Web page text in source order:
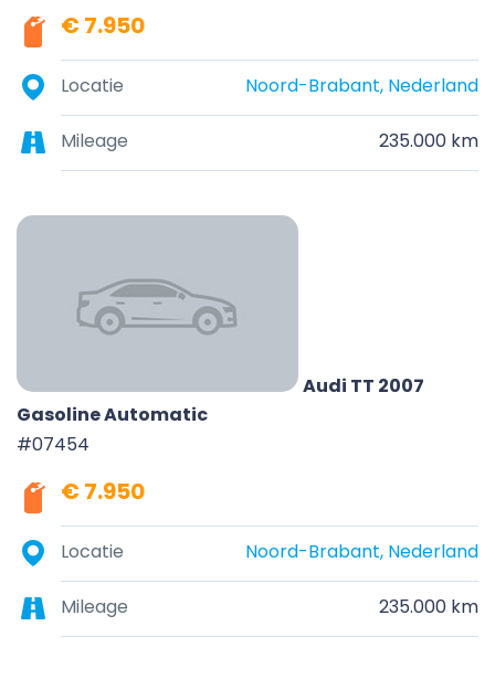
€ 7.950
Locatie Noord-Brabant, Nederland
Mileage 235.000 km
Audi TT 2007
Gasoline Automatic
#07454
€ 7.950
Locatie Noord-Brabant, Nederland
Mileage 235.000 km